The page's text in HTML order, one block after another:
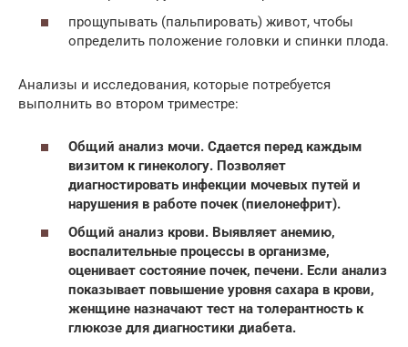
прощупывать (пальпировать) живот, чтобы
определить положение головки и спинки плода.
Анализы и исследования, которые потребуется
выполнить во втором триместре:
Общий анализ мочи. Сдается перед каждым
визитом к гинекологу. Позволяет
диагностировать инфекции мочевых путей и
нарушения в работе почек (пиелонефрит).
Общий анализ крови. Выявляет анемию,
воспалительные процессы в организме,
оценивает состояние почек, печени. Если анализ
показывает повышение уровня сахара в крови,
женщине назначают тест на толерантность к
глюкозе для диагностики диабета.